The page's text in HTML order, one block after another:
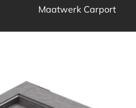
Maatwerk Carport